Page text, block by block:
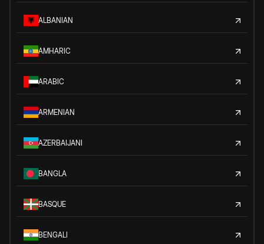
ALBANIAN
AMHARIC
ARABIC
ARMENIAN
AZERBAIJANI
BANGLA
BASQUE
BENGALI